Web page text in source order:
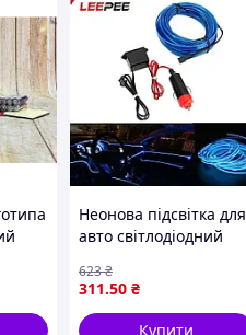
Неонова підсвітка для
авто світлодіодний
створення атмосфери
в салоні
311.50 ₴
623₴
Купити